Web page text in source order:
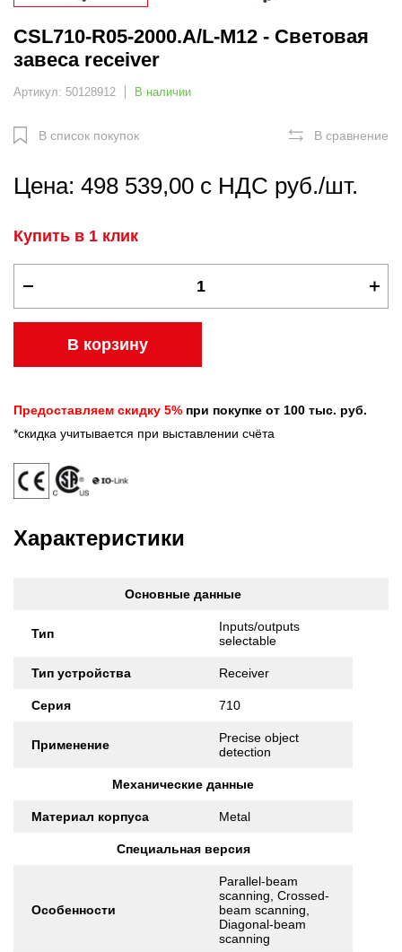
CSL710-R05-2000.A/L-M12 - Световая
завеса receiver
Артикул: 50128912 В наличии
В список покупок В сравнение
Цена: 498 539,00 с НДС руб./шт.
Купить в 1 клик
В корзину
Предоставляем скидку 5% при покупке от 100 тыс. руб.
*скидка учитывается при выставлении счёта
Характеристики
Основные данные
Тип
Inputs/outputs
selectable
Тип устройства Receiver
Серия 710
Применение
Precise object
detection
Механические данные
Материал корпуса Metal
Специальная версия
Особенности
Parallel-beam
scanning, Crossed-
beam scanning,
Diagonal-beam
scanning